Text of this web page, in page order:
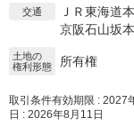
交通
ＪＲ東海道
京阪石山坂
土地の
権利形態
所有権
取引条件有効期限 : 2027
日 : 2026年8月11日